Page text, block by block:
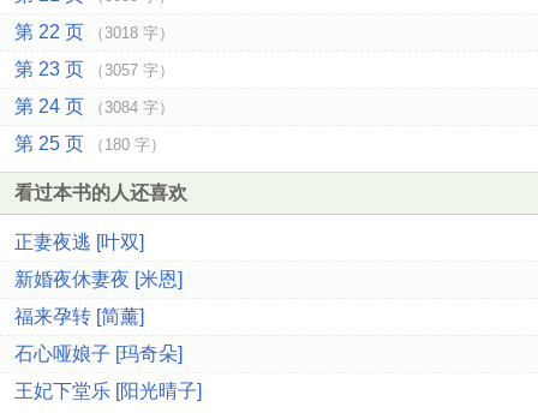
第 22 页 （3018 字）
第 23 页 （3057 字）
第 24 页 （3084 字）
第 25 页 （180 字）
看过本书的人还喜欢
正妻夜逃 [叶双]
新婚夜休妻夜 [米恩]
福来孕转 [简薰]
石心哑娘子 [玛奇朵]
王妃下堂乐 [阳光晴子]